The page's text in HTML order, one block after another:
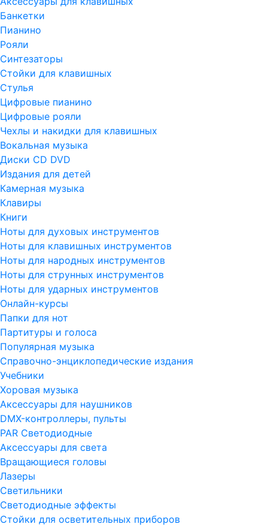
Банкетки
Пианино
Рояли
Синтезаторы
Стойки для клавишных
Стулья
Цифровые пианино
Цифровые рояли
Чехлы и накидки для клавишных
Вокальная музыка
Диски CD DVD
Издания для детей
Камерная музыка
Клавиры
Книги
Ноты для духовых инструментов
Ноты для клавишных инструментов
Ноты для народных инструментов
Ноты для струнных инструментов
Ноты для ударных инструментов
Онлайн-курсы
Папки для нот
Партитуры и голоса
Популярная музыка
Справочно-энциклопедические издания
Учебники
Хоровая музыка
Аксессуары для наушников
DMX-контроллеры, пульты
PAR Светодиодные
Аксессуары для света
Вращающиеся головы
Лазеры
Светильники
Светодиодные эффекты
Стойки для осветительных приборов